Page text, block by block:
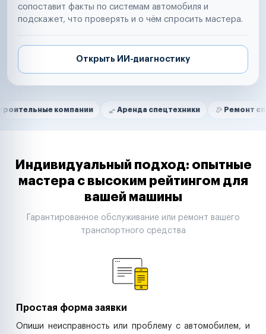
сопоставит факты по системам автомобиля и
подскажет, что проверять и о чём спросить мастера.
Открыть ИИ-диагностику
Нам доверяют
компании Аренда спецтехники Ремонт спецтехники
Маркетплейсы
Таксопарки
Автодилеры
Строительные компании
Аренда спецтехники
Индивидуальный подход: опытные
мастера с высоким рейтингом для
вашей машины
Гарантированное обслуживание или ремонт вашего
транспортного средства
Простая форма заявки
Опиши неисправность или проблему с автомобилем, и